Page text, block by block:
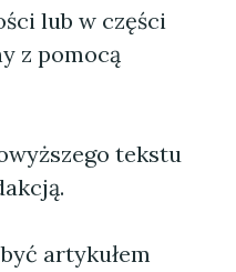
lub w części
z pomocą
tekstu
artykułem